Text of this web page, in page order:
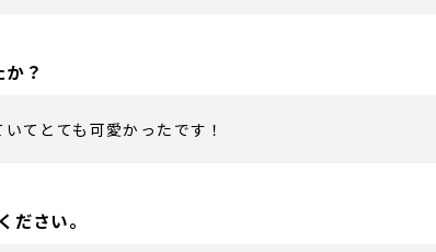
？
てとても可愛かったです！
さい。